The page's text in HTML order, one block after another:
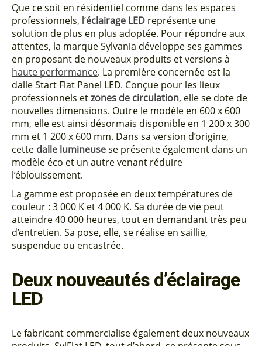
Que ce soit en résidentiel comme dans les espaces
professionnels, l’éclairage LED représente une
solution de plus en plus adoptée. Pour répondre aux
attentes, la marque Sylvania développe ses gammes
en proposant de nouveaux produits et versions à
haute performance. La première concernée est la
dalle Start Flat Panel LED. Conçue pour les lieux
professionnels etzones de circulation, elle se dote de
nouvelles dimensions. Outre le modèle en 600 x 600
mm, elle est ainsi désormais disponible en 1 200 x 300
mm et 1 200 x 600 mm. Dans sa version d’origine,
cette dalle lumineusese présente également dans un
modèle éco et un autre venant réduire
l’éblouissement.
La gamme est proposée en deux températures de
couleur : 3 000 K et 4 000 K. Sa durée de vie peut
atteindre 40 000 heures, tout en demandant très peu
d’entretien. Sa pose, elle, se réalise en saillie,
suspendue ou encastrée.
Deux nouveautés d’éclairage
LED
Le fabricant commercialise également deux nouveaux